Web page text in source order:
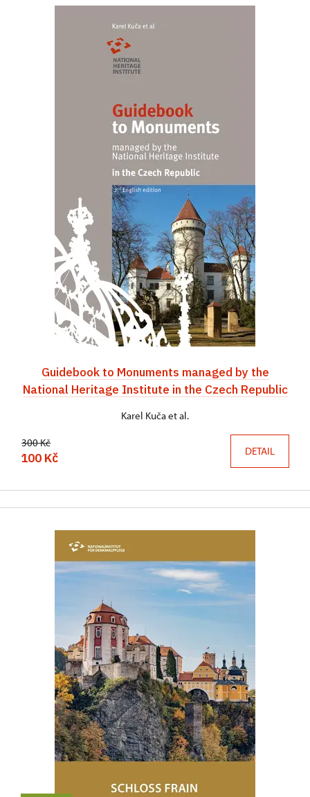
Guidebook to Monuments managed by the
National Heritage Institute in the Czech Republic
Karel Kuča et al.
300 Kč
100 Kč DETAIL